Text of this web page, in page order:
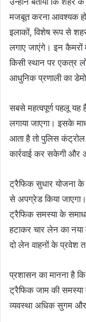
मजबूत करना आवश्यक हो
इलाकों, विशेष रूप से
लगाए जाएंगे। इन कैमरों
किसी स्थान पर एकत्र
आधुनिक प्रणाली का
सबसे महत्वपूर्ण पहलू यह
लगाया जाएगा। इसके
आता है तो पुलिस
कार्रवाई कर सकेगी और
ट्रैफिक सुधार योजना
से अपग्रेड किया
ट्रैफिक समस्या के
हटाकर चार लेन का नया
दो लेन वाहनों के प्रवेश
प्रशासन का मानना है
ट्रैफिक जाम की
व्यवस्था अधिक सुगम और